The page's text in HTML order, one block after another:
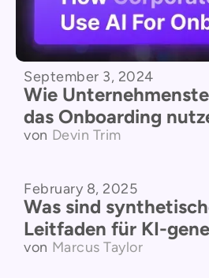
September 3, 2024
Wie
das Onboarding
von Devin Trim
February 8, 2025
Was sind
Leitfaden für KI-
von Marcus Taylor